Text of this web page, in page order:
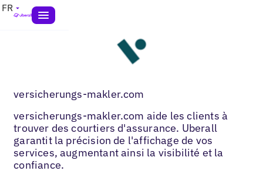
FR
versicherungs-makler.com
versicherungs-makler.com aide les clients à
trouver des courtiers d'assurance. Uberall
garantit la précision de l'affichage de vos
services, augmentant ainsi la visibilité et la
confiance.